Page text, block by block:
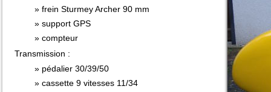
frein Sturmey Archer 90 mm
support GPS
compteur
Transmission :
pédalier 30/39/50
cassette 9 vitesses 11/34